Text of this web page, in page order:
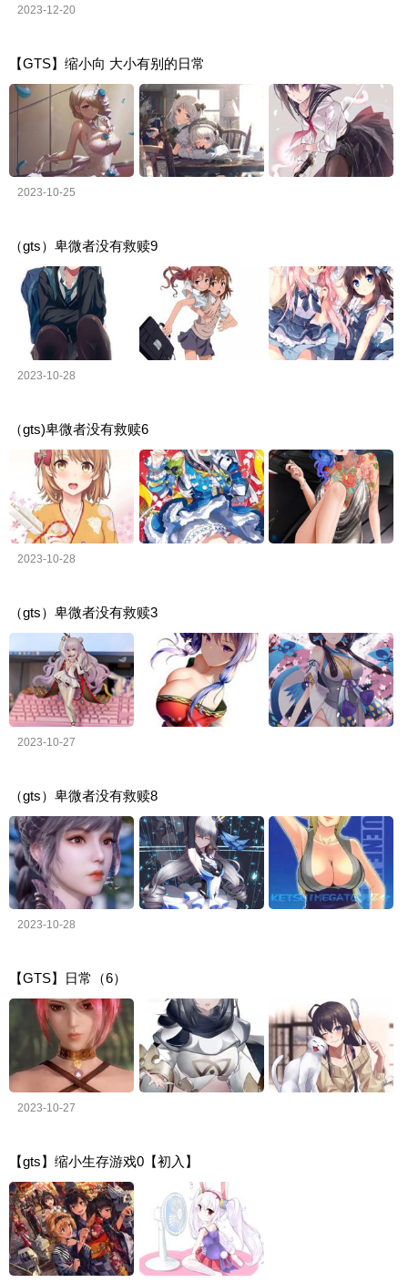
2023-12-20
【GTS】缩小向 大小有别的日常
2023-10-25
（gts）卑微者没有救赎9
2023-10-28
（gts)卑微者没有救赎6
2023-10-28
（gts）卑微者没有救赎3
2023-10-27
（gts）卑微者没有救赎8
2023-10-28
【GTS】日常（6）
2023-10-27
【gts】缩小生存游戏0【初入】